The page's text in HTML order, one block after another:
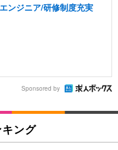
ンジニア/研修制度充実
Sponsored by
ング